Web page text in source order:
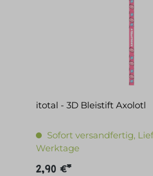
itotal - 3D Bleistift Axolotl
Sofort versandfertig,
Werktage
2,90 €*